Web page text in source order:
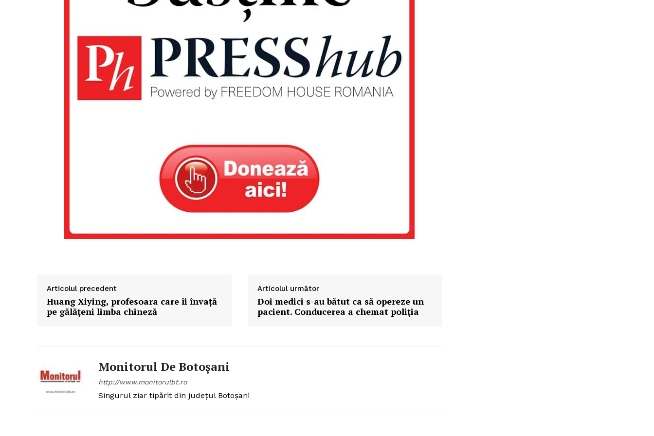
Articolul precedent
Huang Xiying, profesoara care îi învaţă
pe gălăţeni limba chineză
Articolul următor
Doi medici s-au bătut ca să opereze un
pacient. Conducerea a chemat poliția
Monitorul De Botoșani
http://www.monitorulbt.ro
Singurul ziar tipărit din județul Botoșani